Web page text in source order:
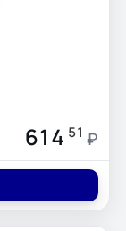
614 51 ₽